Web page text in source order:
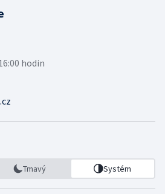
hodin
Tmavý Systém